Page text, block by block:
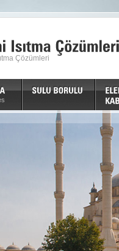
Çözümleri